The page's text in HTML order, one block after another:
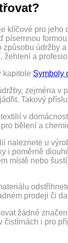
klíčové pro
písemnou
údržby
žehlení a
kapitole Symboly
zejména
Takový
v
bělení a
naleznete u
i poměrně
místě nebo
prodeji či
žádné
čistírnách i pro